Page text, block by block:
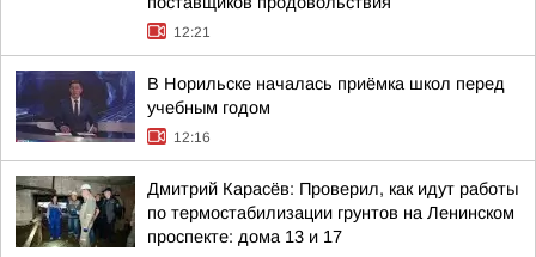
12:21
В Норильске началась приёмка школ перед
учебным годом
12:16
Дмитрий Карасёв: Проверил, как идут работы
по термостабилизации грунтов на Ленинском
проспекте: дома 13 и 17